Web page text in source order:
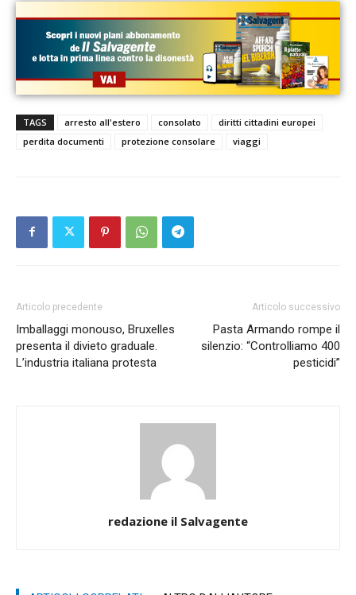
TAGS arresto all'estero consolato
diritti cittadini europei
perdita documenti
protezione consolare viaggi
Articolo precedente
Imballaggi monouso, Bruxelles
presenta il divieto graduale.
L’industria italiana protesta
Articolo successivo
Pasta Armando rompe il
silenzio: “Controlliamo 400
pesticidi”
redazione il Salvagente